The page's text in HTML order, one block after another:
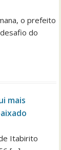
o prefeito
do
mais
Itabirito